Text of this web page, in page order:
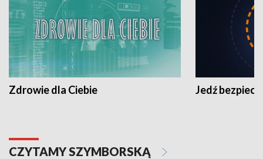
Zdrowie dla Ciebie Jedź
CZYTAMY SZYMBORSKĄ